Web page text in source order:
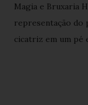
Magia e Bruxaria
representação do
cicatriz em um pé